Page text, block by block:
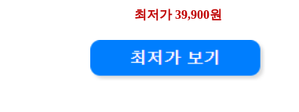
최저가 39,900원